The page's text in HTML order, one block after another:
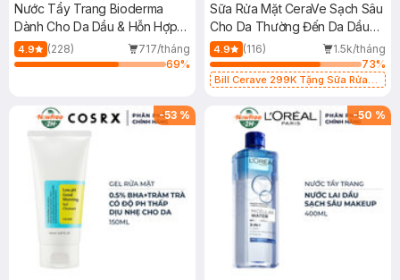
Nước Tẩy Trang Bioderma
Dành Cho Da Dầu & Hỗn Hợp
500ml
4.9 (228)
717/tháng
69%
Sữa Rửa Mặt CeraVe Sạch Sâu
Cho Da Thường Đến Da Dầu
473ml
4.9 (116)
1.5k/tháng
73%
Bill Cerave 299K Tặng Sữa Rửa
-53 % -50 %